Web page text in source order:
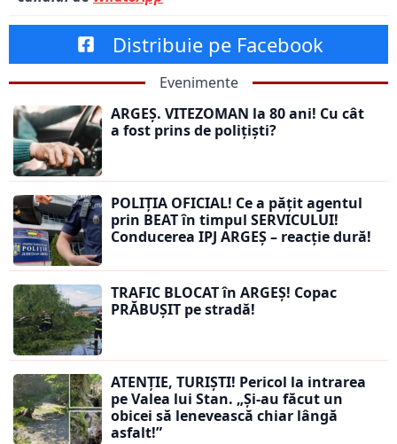
Distribuie pe Facebook
Evenimente
ARGEȘ. VITEZOMAN la 80 ani! Cu cât
a fost prins de polițiști?
POLIȚIA OFICIAL! Ce a pățit agentul
prin BEAT în timpul SERVICULUI!
Conducerea IPJ ARGEȘ – reacție dură!
TRAFIC BLOCAT în ARGEȘ! Copac
PRĂBUȘIT pe stradă!
ATENȚIE, TURIȘTI! Pericol la intrarea
pe Valea lui Stan. „Și-au făcut un
obicei să lenevească chiar lângă
asfalt!”